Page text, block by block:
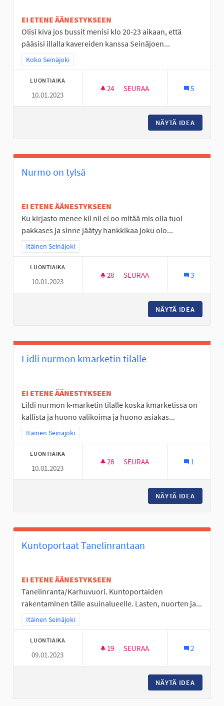
EI ETENE ÄÄNESTYKSEEN
Olisi kiva jos bussit menisi klo 20-23 aikaan, että
pääsisi illalla kavereiden kanssa Seinäjoen...
Rajaa tulokset teeman mukaan: Koko Seinäjoki
Koko Seinäjoki
LUONTIAIKA
10.01.2023
24 24 SEURAAJAA
SEURAA 5
NÄYTÄ IDEA
Nurmo on tylsä
EI ETENE ÄÄNESTYKSEEN
Ku kirjasto menee kii nii ei oo mitää mis olla tuol
pakkases ja sinne jäätyy hankkikaa joku olo...
Rajaa tulokset teeman mukaan: Itäinen Seinäjoki
Itäinen Seinäjoki
LUONTIAIKA
10.01.2023
28 28 SEURAAJAA
SEURAA 3
NÄYTÄ IDEA
Lidli nurmon kmarketin tilalle
EI ETENE ÄÄNESTYKSEEN
Lildi nurmon k-marketin tilalle koska kmarketissa on
kallista ja huono valikoima ja huono asiakas...
Rajaa tulokset teeman mukaan: Itäinen Seinäjoki
Itäinen Seinäjoki
LUONTIAIKA
10.01.2023
28 28 SEURAAJAA
SEURAA 1
NÄYTÄ IDEA
Kuntoportaat Tanelinrantaan
EI ETENE ÄÄNESTYKSEEN
Tanelinranta/Karhuvuori. Kuntoportaiden
rakentaminen tälle asuinalueelle. Lasten, nuorten ja...
Rajaa tulokset teeman mukaan: Itäinen Seinäjoki
Itäinen Seinäjoki
LUONTIAIKA
09.01.2023
19 19 SEURAAJAA
SEURAA 2
NÄYTÄ IDEA